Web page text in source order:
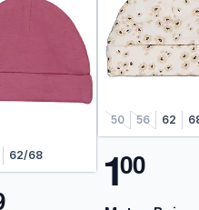
62/68
50 56 62
100